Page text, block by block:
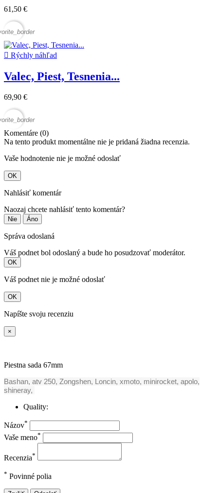
61,50 €
 Rýchly náhľad
Valec, Piest, Tesnenia...
69,90 €
Komentáre (0)
Na tento produkt momentálne nie je pridaná žiadna recenzia.
Vaše hodnotenie nie je možné odoslať
OK
Nahlásiť komentár
Naozaj chcete nahlásiť tento komentár?
Nie Áno
Správa odoslaná
Váš podnet bol odoslaný a bude ho posudzovať moderátor.
OK
Váš podnet nie je možné odoslať
OK
Napíšte svoju recenziu
×
Piestna sada 67mm
Bashan, atv 250, Zongshen, Loncin, xmoto, minirocket, apolo,
shineray,
Quality:
Názov*
Vaše meno*
Recenzia*
* Povinné polia